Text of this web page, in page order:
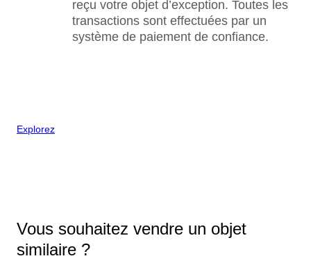
reçu votre objet d’exception. Toutes les
transactions sont effectuées par un
système de paiement de confiance.
Explorez
Vous souhaitez vendre un objet
similaire ?